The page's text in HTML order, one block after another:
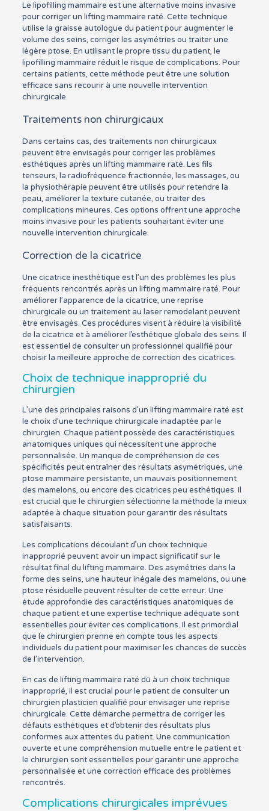
Le lipofilling mammaire est une alternative moins invasive
pour corriger un lifting mammaire raté. Cette technique
utilise la graisse autologue du patient pour augmenter le
volume des seins, corriger les asymétries ou traiter une
légère ptose. En utilisant le propre tissu du patient, le
lipofilling mammaire réduit le risque de complications. Pour
certains patients, cette méthode peut être une solution
efficace sans recourir à une nouvelle intervention
chirurgicale.
Traitements non chirurgicaux
Dans certains cas, des traitements non chirurgicaux
peuvent être envisagés pour corriger les problèmes
esthétiques après un lifting mammaire raté. Les fils
tenseurs, la radiofréquence fractionnée, les massages, ou
la physiothérapie peuvent être utilisés pour retendre la
peau, améliorer la texture cutanée, ou traiter des
complications mineures. Ces options offrent une approche
moins invasive pour les patients souhaitant éviter une
nouvelle intervention chirurgicale.
Correction de la cicatrice
Une cicatrice inesthétique est l’un des problèmes les plus
fréquents rencontrés après un lifting mammaire raté. Pour
améliorer l’apparence de la cicatrice, une reprise
chirurgicale ou un traitement au laser remodelant peuvent
être envisagés. Ces procédures visent à réduire la visibilité
de la cicatrice et à améliorer l’esthétique globale des seins. Il
est essentiel de consulter un professionnel qualifié pour
choisir la meilleure approche de correction des cicatrices.
Choix de technique inapproprié du
chirurgien
L’une des principales raisons d’un lifting mammaire raté est
le choix d’une technique chirurgicale inadaptée par le
chirurgien. Chaque patient possède des caractéristiques
anatomiques uniques qui nécessitent une approche
personnalisée. Un manque de compréhension de ces
spécificités peut entraîner des résultats asymétriques, une
ptose mammaire persistante, un mauvais positionnement
des mamelons, ou encore des cicatrices peu esthétiques. Il
est crucial que le chirurgien sélectionne la méthode la mieux
adaptée à chaque situation pour garantir des résultats
satisfaisants.
Les complications découlant d’un choix technique
inapproprié peuvent avoir un impact significatif sur le
résultat final du lifting mammaire. Des asymétries dans la
forme des seins, une hauteur inégale des mamelons, ou une
ptose résiduelle peuvent résulter de cette erreur. Une
étude approfondie des caractéristiques anatomiques de
chaque patient et une expertise technique adéquate sont
essentielles pour éviter ces complications. Il est primordial
que le chirurgien prenne en compte tous les aspects
individuels du patient pour maximiser les chances de succès
de l’intervention.
En cas de lifting mammaire raté dû à un choix technique
inapproprié, il est crucial pour le patient de consulter un
chirurgien plasticien qualifié pour envisager une reprise
chirurgicale. Cette démarche permettra de corriger les
défauts esthétiques et d’obtenir des résultats plus
conformes aux attentes du patient. Une communication
ouverte et une compréhension mutuelle entre le patient et
le chirurgien sont essentielles pour garantir une approche
personnalisée et une correction efficace des problèmes
rencontrés.
Complications chirurgicales imprévues